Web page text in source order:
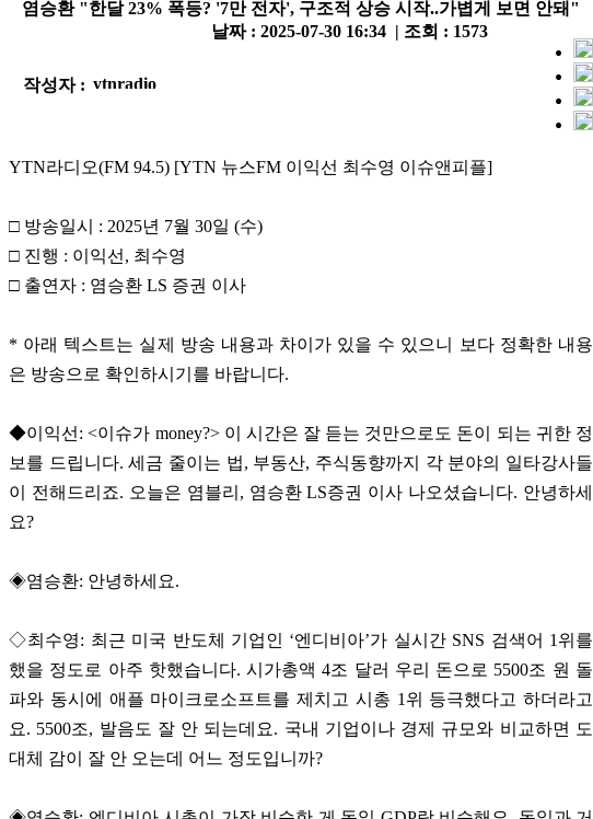
염승환 "한달 23% 폭등? '7만 전자', 구조적 상승 시작..가볍게 보면 안돼"
작성자 :
날짜 : 2025-07-30 16:34 | 조회 : 1573
YTN라디오(FM 94.5) [YTN 뉴스FM 이익선 최수영 이슈앤피플]
□ 방송일시 : 2025년 7월 30일 (수)
□ 진행 : 이익선, 최수영
□ 출연자 : 염승환 LS 증권 이사
* 아래 텍스트는 실제 방송 내용과 차이가 있을 수 있으니 보다 정확한 내용
은 방송으로 확인하시기를 바랍니다.
◆이익선: <이슈가 money?> 이 시간은 잘 듣는 것만으로도 돈이 되는 귀한 정
보를 드립니다. 세금 줄이는 법, 부동산, 주식동향까지 각 분야의 일타강사들
이 전해드리죠. 오늘은 염블리, 염승환 LS증권 이사 나오셨습니다. 안녕하세
요?
◈염승환: 안녕하세요.
◇최수영: 최근 미국 반도체 기업인 ‘엔디비아’가 실시간 SNS 검색어 1위를
했을 정도로 아주 핫했습니다. 시가총액 4조 달러 우리 돈으로 5500조 원 돌
파와 동시에 애플 마이크로소프트를 제치고 시총 1위 등극했다고 하더라고
요. 5500조, 발음도 잘 안 되는데요. 국내 기업이나 경제 규모와 비교하면 도
대체 감이 잘 안 오는데 어느 정도입니까?